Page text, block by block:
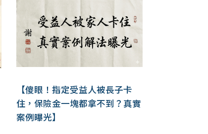
【傻眼！指定受益人被長子卡
住，保險金一塊都拿不到？真實
案例曝光】